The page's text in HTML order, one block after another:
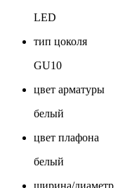
LED
тип цоколя
GU10
цвет арматуры
белый
цвет плафона
белый
ширина/диаметр